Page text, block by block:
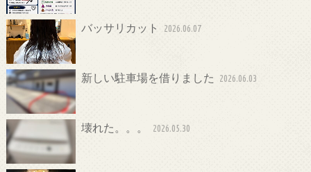
バッサリカット 2026.06.07
新しい駐車場を借りました 2026.06.03
壊れた。。。 2026.05.30